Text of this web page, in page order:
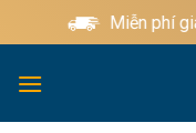
qua
dung
Miễn phí